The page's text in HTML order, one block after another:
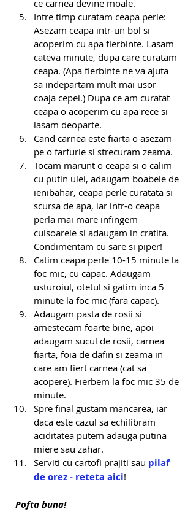
ce carnea devine moale.
Intre timp curatam ceapa perle:
Asezam ceapa intr-un bol si
acoperim cu apa fierbinte. Lasam
cateva minute, dupa care curatam
ceapa. (Apa fierbinte ne va ajuta
sa indepartam mult mai usor
coaja cepei.) Dupa ce am curatat
ceapa o acoperim cu apa rece si
lasam deoparte.
Cand carnea este fiarta o asezam
pe o farfurie si strecuram zeama.
Tocam marunt o ceapa si o calim
cu putin ulei, adaugam boabele de
ienibahar, ceapa perle curatata si
scursa de apa, iar intr-o ceapa
perla mai mare infingem
cuisoarele si adaugam in cratita.
Condimentam cu sare si piper!
Catim ceapa perle 10-15 minute la
foc mic, cu capac. Adaugam
usturoiul, otetul si gatim inca 5
minute la foc mic (fara capac).
Adaugam pasta de rosii si
amestecam foarte bine, apoi
adaugam sucul de rosii, carnea
fiarta, foia de dafin si zeama in
care am fiert carnea (cat sa
acopere). Fierbem la foc mic 35 de
minute.
Spre final gustam mancarea, iar
daca este cazul sa echilibram
aciditatea putem adauga putina
miere sau zahar.
Serviti cu cartofi prajiti sau pilaf
de orez - reteta aici!
Pofta buna!